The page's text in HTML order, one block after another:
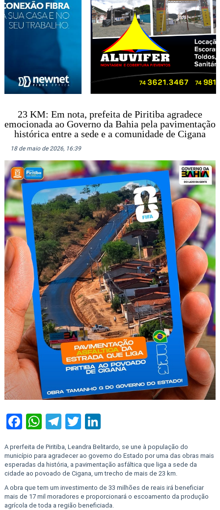
23 KM: Em nota, prefeita de Piritiba agradece
emocionada ao Governo da Bahia pela pavimentação
histórica entre a sede e a comunidade de Cigana
18 de maio de 2026, 16:39
Facebook
WhatsApp
Telegram
Twitter
LinkedIn
A prerfeita de Piritiba, Leandra Belitardo, se une à população do
município para agradecer ao governo do Estado por uma das obras mais
esperadas da história, a pavimentação asfáltica que liga a sede da
cidade ao povoado de Cigana, um trecho de mais de 23 km.
A obra que tem um investimento de 33 milhões de reais irá beneficiar
mais de 17 mil moradores e proporcionará o escoamento da produção
agrícola de toda a região beneficiada.